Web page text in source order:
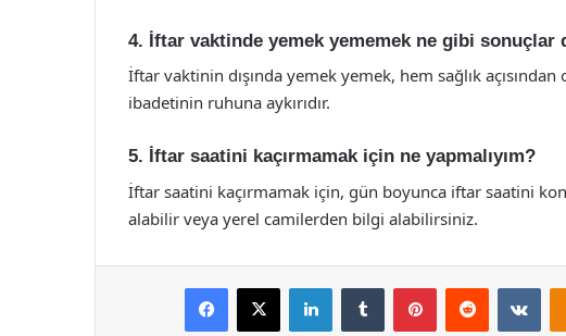
4. İftar vaktinde yemek yememek ne gibi sonuçlar
İftar vaktinin dışında yemek yemek, hem sağlık
ibadetinin ruhuna aykırıdır.
5. İftar saatini kaçırmamak için ne yapmalıyım?
İftar saatini kaçırmamak için, gün boyunca iftar saatini
alabilir veya yerel camilerden bilgi alabilirsiniz.
Facebook
X LinkedInTumblr PinterestReddit